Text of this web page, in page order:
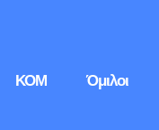
ΚΟΜ Όμιλοι